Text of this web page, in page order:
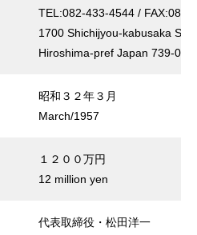
TEL:082-433-4544 / FAX:082-
1700 Shichijyou-kabusaka
Hiroshima-pref Japan 739-
昭和３２年３月
March/1957
１２００万円
12 million yen
代表取締役・松田洋一